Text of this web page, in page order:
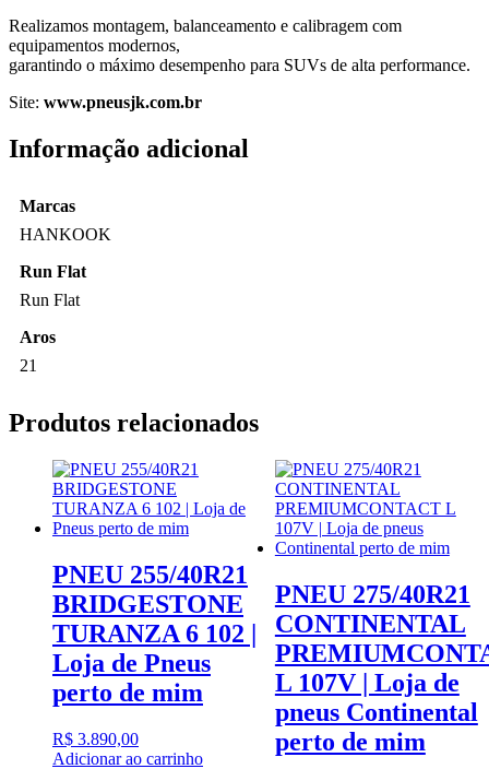
Realizamos montagem, balanceamento e calibragem com
equipamentos modernos,
garantindo o máximo desempenho para SUVs de alta performance.
Site: www.pneusjk.com.br
Informação adicional
Marcas
HANKOOK
Run Flat
Run Flat
Aros
21
Produtos relacionados
PNEU 255/40R21
BRIDGESTONE
TURANZA 6 102 |
Loja de Pneus
perto de mim
R$ 3.890,00
Adicionar ao carrinho
PNEU 275/40R21
CONTINENTAL
L 107V | Loja de
pneus Continental
perto de mim